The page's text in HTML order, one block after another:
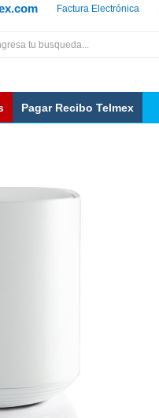
Factura Electrónica
Pagar Recibo Telmex